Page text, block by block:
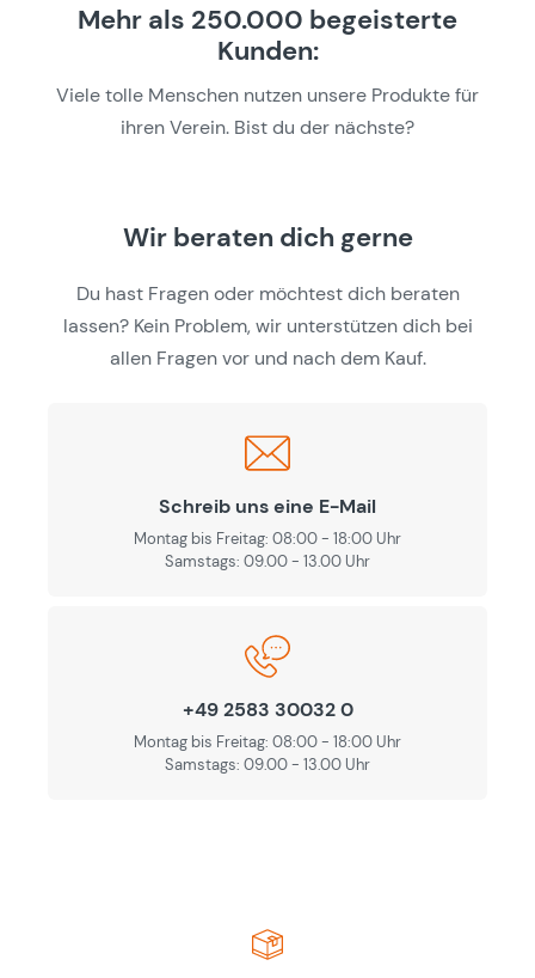
Mehr als 250.000 begeisterte
Kunden:
Viele tolle Menschen nutzen unsere Produkte für
ihren Verein. Bist du der nächste?
Wir beraten dich gerne
Du hast Fragen oder möchtest dich beraten
lassen? Kein Problem, wir unterstützen dich bei
allen Fragen vor und nach dem Kauf.
Schreib uns eine E-Mail
Montag bis Freitag: 08:00 - 18:00 Uhr
Samstags: 09.00 - 13.00 Uhr
+49 2583 30032 0
Montag bis Freitag: 08:00 - 18:00 Uhr
Samstags: 09.00 - 13.00 Uhr